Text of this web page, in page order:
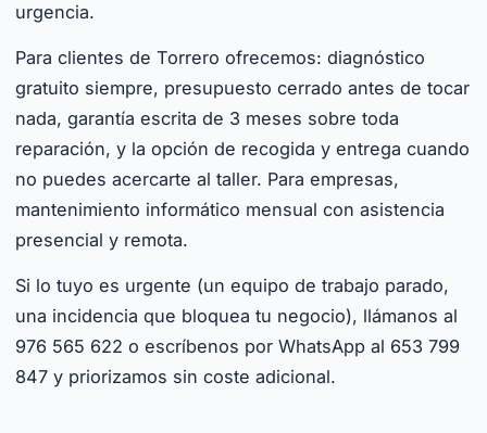
urgencia.
Para clientes de Torrero ofrecemos: diagnóstico
gratuito siempre, presupuesto cerrado antes de tocar
nada, garantía escrita de 3 meses sobre toda
reparación, y la opción de recogida y entrega cuando
no puedes acercarte al taller. Para empresas,
mantenimiento informático mensual con asistencia
presencial y remota.
Si lo tuyo es urgente (un equipo de trabajo parado,
una incidencia que bloquea tu negocio), llámanos al
976 565 622 o escríbenos por WhatsApp al 653 799
847 y priorizamos sin coste adicional.